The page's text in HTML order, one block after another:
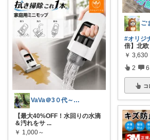
VaVa＠3０代～初めての都内暮らし
【最大40%OFF！水回りの水滴
＆汚れをサ ...
￥ 1,000～
#オリジ
倍】北欧
￥ 3,630
2 6
コ